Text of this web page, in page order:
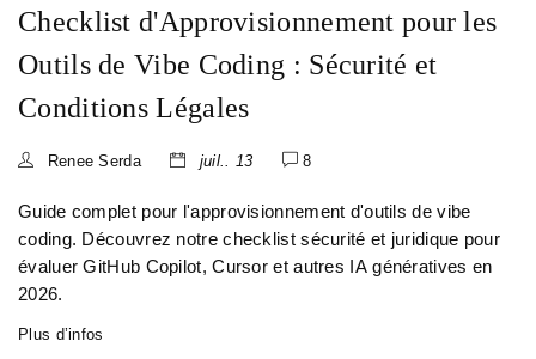
Checklist d'Approvisionnement pour les
Outils de Vibe Coding : Sécurité et
Conditions Légales
Renee Serda juil.. 13 8
Guide complet pour l'approvisionnement d'outils de vibe
coding. Découvrez notre checklist sécurité et juridique pour
évaluer GitHub Copilot, Cursor et autres IA génératives en
2026.
Plus d’infos